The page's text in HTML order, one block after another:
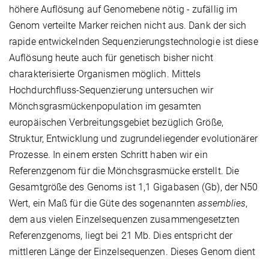
höhere Auflösung auf Genomebene nötig - zufällig im
Genom verteilte Marker reichen nicht aus. Dank der sich
rapide entwickelnden Sequenzierungstechnologie ist diese
Auflösung heute auch für genetisch bisher nicht
charakterisierte Organismen möglich. Mittels
Hochdurchfluss-Sequenzierung untersuchen wir
Mönchsgrasmückenpopulation im gesamten
europäischen Verbreitungsgebiet bezüglich Größe,
Struktur, Entwicklung und zugrundeliegender evolutionärer
Prozesse. In einem ersten Schritt haben wir ein
Referenzgenom für die Mönchsgrasmücke erstellt. Die
Gesamtgröße des Genoms ist 1,1 Gigabasen (Gb), der N50
Wert, ein Maß für die Güte des sogenanntenassemblies,
dem aus vielen Einzelsequenzen zusammengesetzten
Referenzgenoms, liegt bei 21 Mb. Dies entspricht der
mittleren Länge der Einzelsequenzen. Dieses Genom dient